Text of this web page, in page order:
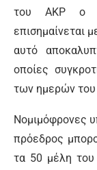
του ΑΚΡ ο
επισημαίνεται
αυτό
οποίες
των ημερών του
Νομιμόφρονες
πρόεδρος
τα 50 μέλη του